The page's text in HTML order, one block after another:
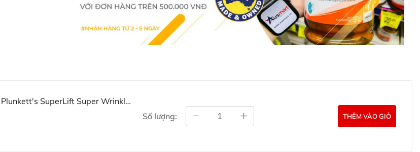
23%.
Hướng dẫn sử dụng kem chống nhăn SuperLift Super Wrinkle John
khô, cần thiết cho da trưởng thành.
Để đạt hiệu quả tốt nhất
: Sử dụng kem vào buổi sáng và buổi tối sau khi làm sạch
Số lượng: THÊM VÀO GIỎ